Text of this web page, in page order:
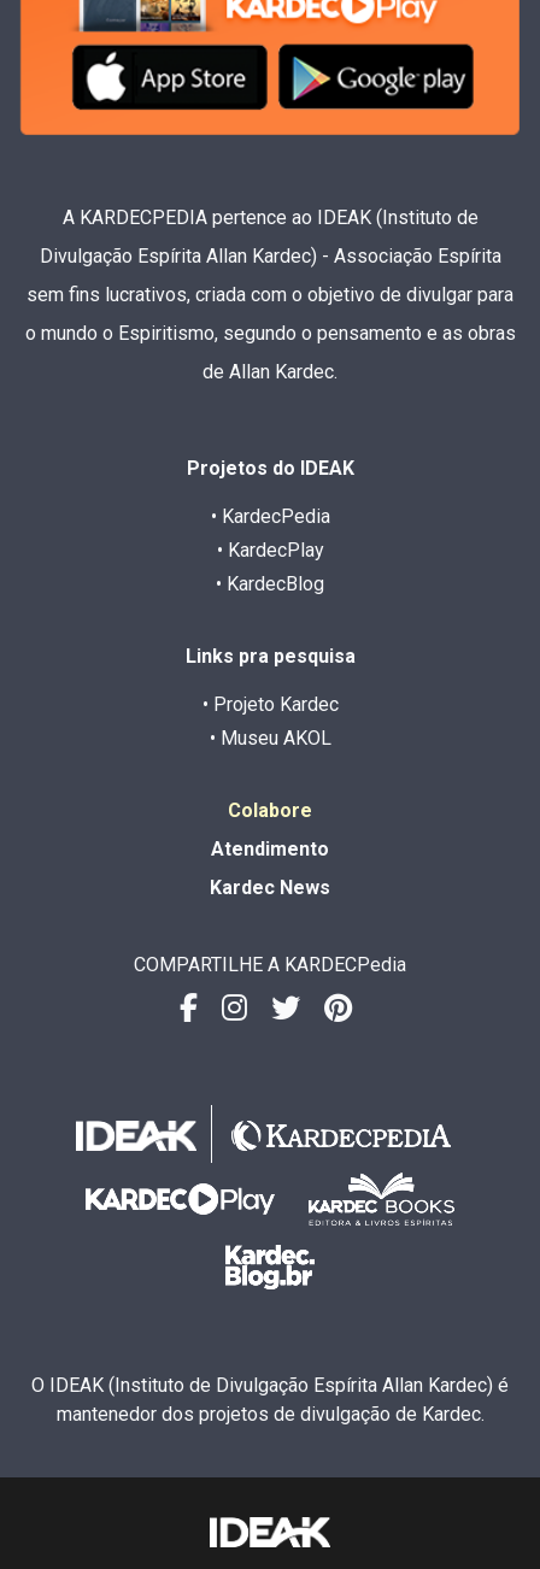
A KARDECPEDIA pertence ao IDEAK (Instituto de
Divulgação Espírita Allan Kardec) - Associação Espírita
sem fins lucrativos, criada com o objetivo de divulgar para
o mundo o Espiritismo, segundo o pensamento e as obras
de Allan Kardec.
Projetos do IDEAK
• KardecPedia
• KardecPlay
• KardecBlog
Links pra pesquisa
• Projeto Kardec
• Museu AKOL
Colabore
Atendimento
Kardec News
COMPARTILHE A KARDECPedia
O IDEAK (Instituto de Divulgação Espírita Allan Kardec) é
mantenedor dos projetos de divulgação de Kardec.